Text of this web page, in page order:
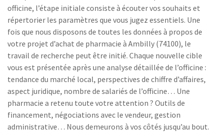
officine, l’étape initiale consiste à écouter vos souhaits et
répertorier les paramètres que vous jugez essentiels. Une
fois que nous disposons de toutes les données à propos de
votre projet d’achat de pharmacie à Ambilly (74100), le
travail de recherche peut être initié. Chaque nouvelle cible
vous est présentée après une analyse détaillée de l’officine :
tendance du marché local, perspectives de chiffre d’affaires,
aspect juridique, nombre de salariés de l’officine… Une
pharmacie a retenu toute votre attention ? Outils de
financement, négociations avec le vendeur, gestion
administrative… Nous demeurons à vos côtés jusqu’au bout.